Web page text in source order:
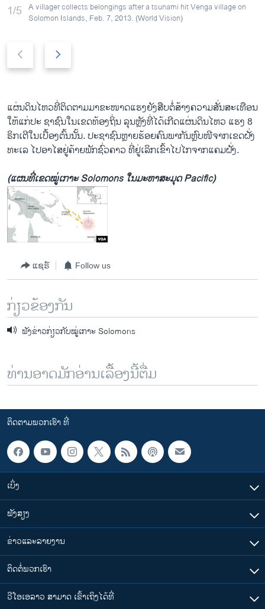
1/5 A villager collects belongings after a tsunami hit Venga village on
Solomon Islands, Feb. 7, 2013. (World Vision)
e
i
o
u
s
l
i
d
x
s
l
i
d
ແຜ່ນດິນ​ໄຫວ​ທີ່​ຕິດຕາມ​ມາ​ຂະໜາດແຮງຍັງ​ສືບ​ຕໍ່ສ້າງ​ຄວາມສັ່ນ​ສະ​ເທືອ​ນ
​ໃຫ້​ແກ່​ປະ ຊາຊົນ​ໃນ​ເຂດທ້ອງ​ຖິ່ນ ລຸນຫຼັງທີ່​ໄດ້​ເກີດແຜ່ນດິນ​ໄຫວ ​ແຮງ 8
ຣິກ​ເຕີ​ໃນເບື້ອງ​ຕົ້ນ​ນັ້ນ. ປະຊາຊົນຫຼາຍຮ້ອຍ​ຄົນ​ພາກັນຫຼົບໜີ​ຈາກ​ເຂດ​ຝັ່ງ​
ທ​ະ​ເລ ​ໄປ​ອາໄສ​ຢູ່​ຄ້າຍ​ພັກ​ຊົ່ວຄາວ ​ທີ່ຢູ່​ເລິກ​ເຂົ້າ​ໄປໄກ​ຈາກ​ແຄມ​ຝັ່ງ.
(ແຜນທີ່ເຂດໝູ່ເກາະ Solomons ໃນມະຫາສະມຸດ Pacific)
ແຊຣ໌ Follow us
ກ່ຽວຂ້ອງກັນ
ຟັງຂ່າວກ່ຽວກັບໝູ່ເກາະ Solomons
ທ່ານອາດມັກອ່ານເລື້ອງນີ້ຕື່ມ
ຕິດຕາມພວກເຮົາ ທີ່
ເບິ່ງ
ຟັງສຽງ
ຂ່າວແລະລາຍງານ
ຕິດຕໍ່ພວກເຮົາ
ວີໂອເອລາວ ສາມາດ ເຂົ້າເຖິງໄດ້ທີ່